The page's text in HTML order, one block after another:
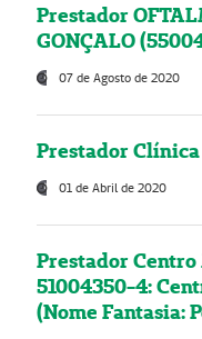
Prestador
GONÇALO
07 de Agosto de 2020
Prestador
01 de Abril de 2020
Prestador
51004350-4:
(Nome Fantasia: